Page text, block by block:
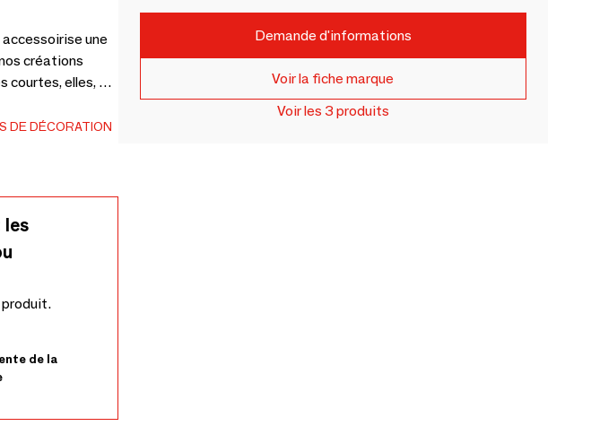
une
créations
courtes, elles, se
personnalisées,
un style toujours
DE DÉCORATION
les
produit.
de la
Demande d'informations
Voir la fiche marque
Voir les 3 produits